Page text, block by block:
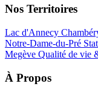
Nos Territoires
Lac d'Annecy
Notre-Dame-du-Pré
Megève Qualité de vie
À Propos